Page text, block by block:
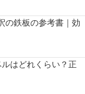
の鉄板の参考書｜効
はどれくらい？正